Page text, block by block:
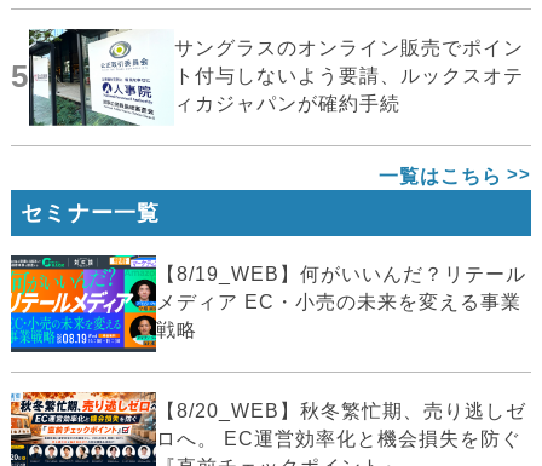
5
サングラスのオンライン販売でポイン
ト付与しないよう要請、ルックスオテ
ィカジャパンが確約手続
一覧はこちら
セミナー一覧
【8/19_WEB】何がいいんだ？リテール
メディア EC・小売の未来を変える事業
戦略
【8/20_WEB】秋冬繁忙期、売り逃しゼ
ロへ。 EC運営効率化と機会損失を防ぐ